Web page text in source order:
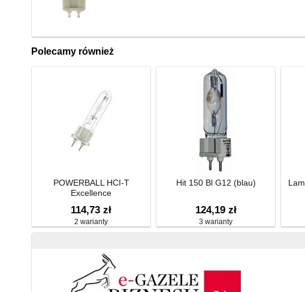
Polecamy również
POWERBALL HCI-T
Excellence
114,73 zł
2 warianty
Hit 150 Bl G12 (blau)
124,19 zł
3 warianty